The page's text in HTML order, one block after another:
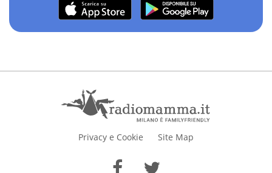
Privacy e Cookie Site Map